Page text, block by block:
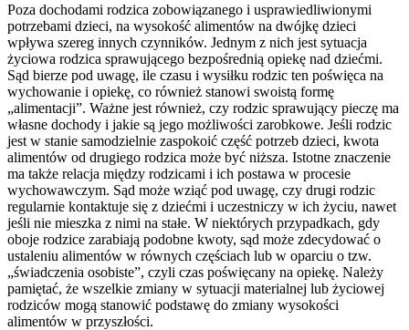
Poza dochodami rodzica zobowiązanego i usprawiedliwionymi
potrzebami dzieci, na wysokość alimentów na dwójkę dzieci
wpływa szereg innych czynników. Jednym z nich jest sytuacja
życiowa rodzica sprawującego bezpośrednią opiekę nad dziećmi.
Sąd bierze pod uwagę, ile czasu i wysiłku rodzic ten poświęca na
wychowanie i opiekę, co również stanowi swoistą formę
„alimentacji”. Ważne jest również, czy rodzic sprawujący pieczę ma
własne dochody i jakie są jego możliwości zarobkowe. Jeśli rodzic
jest w stanie samodzielnie zaspokoić część potrzeb dzieci, kwota
alimentów od drugiego rodzica może być niższa. Istotne znaczenie
ma także relacja między rodzicami i ich postawa w procesie
wychowawczym. Sąd może wziąć pod uwagę, czy drugi rodzic
regularnie kontaktuje się z dziećmi i uczestniczy w ich życiu, nawet
jeśli nie mieszka z nimi na stałe. W niektórych przypadkach, gdy
oboje rodzice zarabiają podobne kwoty, sąd może zdecydować o
ustaleniu alimentów w równych częściach lub w oparciu o tzw.
„świadczenia osobiste”, czyli czas poświęcany na opiekę. Należy
pamiętać, że wszelkie zmiany w sytuacji materialnej lub życiowej
rodziców mogą stanowić podstawę do zmiany wysokości
alimentów w przyszłości.